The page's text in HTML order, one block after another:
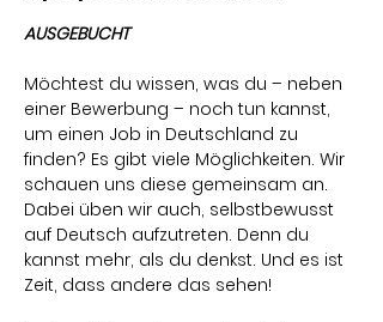
AUSGEBUCHT
Möchtest du wissen, was du – neben
einer Bewerbung – noch tun kannst,
um einen Job in Deutschland zu
finden? Es gibt viele Möglichkeiten. Wir
schauen uns diese gemeinsam an.
Dabei üben wir auch, selbstbewusst
auf Deutsch aufzutreten. Denn du
kannst mehr, als du denkst. Und es ist
Zeit, dass andere das sehen!